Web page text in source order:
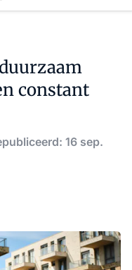
constant
16 sep.